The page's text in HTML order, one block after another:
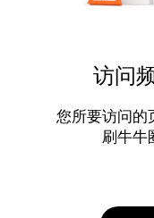
访问
您所要访问的
刷牛牛